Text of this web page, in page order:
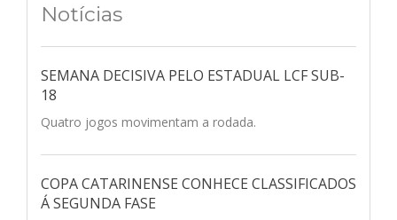
Notícias
SEMANA DECISIVA PELO ESTADUAL LCF SUB-
18
Quatro jogos movimentam a rodada.
COPA CATARINENSE CONHECE CLASSIFICADOS
Á SEGUNDA FASE